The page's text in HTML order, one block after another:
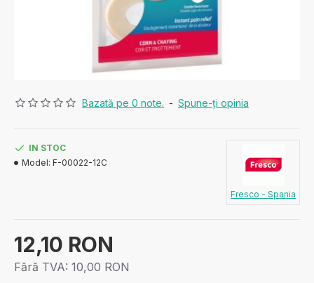
Bazată pe 0 note. - Spune-ţi opinia
12,10 RON
Fără TVA: 10,00 RON
IN STOC
Model: F-00022-12C
Fresco - Spania